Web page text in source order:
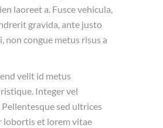
laoreet a. Fusce vehicula,
gravida, ante justo
non congue metus risus a
velit id metus
Integer vel
sed ultrices
lobortis et lorem vitae